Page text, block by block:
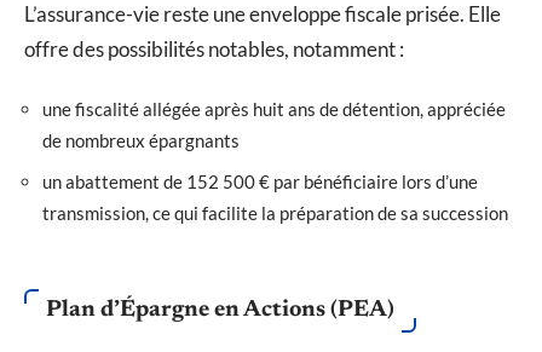
L’assurance-vie reste une enveloppe fiscale prisée. Elle
offre des possibilités notables, notamment :
une fiscalité allégée après huit ans de détention, appréciée
de nombreux épargnants
un abattement de 152 500 € par bénéficiaire lors d’une
transmission, ce qui facilite la préparation de sa succession
Plan d’Épargne en Actions (PEA)